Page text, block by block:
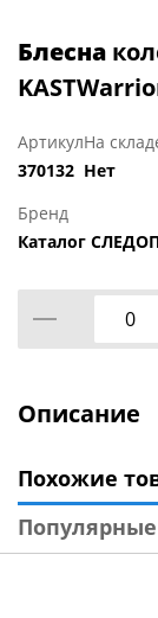
Блесна
Артикул
370132
На
Нет
Бренд
Каталог
Описание
Похожие